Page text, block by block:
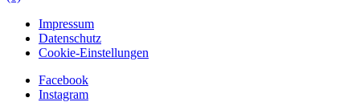
Impressum
Datenschutz
Cookie-Einstellungen
Facebook
Instagram